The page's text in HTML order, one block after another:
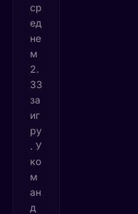
ср
ед
не
м
2.
33
за
иг
ру
. У
ко
м
ан
д